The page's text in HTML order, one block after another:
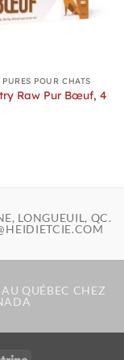
POUR CHATS
Raw Pur Bœuf, 4
LONGUEUIL, QC.
AU QUÉBEC CHEZ